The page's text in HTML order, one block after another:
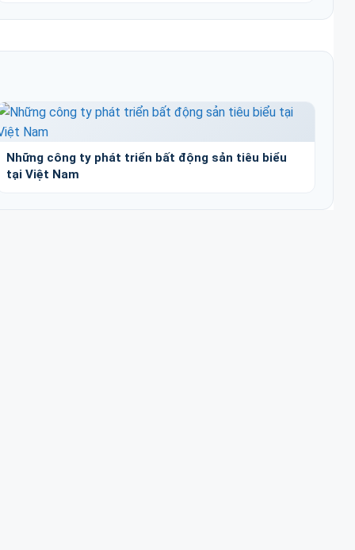
Những công ty phát triển bất động sản tiêu biểu
tại Việt Nam